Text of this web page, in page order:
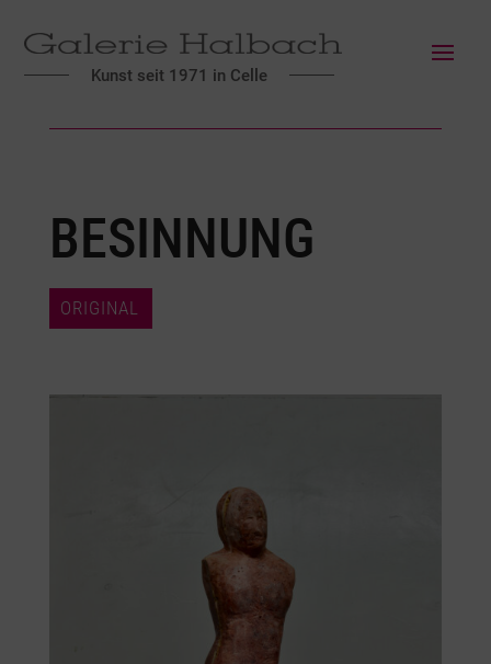
Kunst seit 1971 in Celle
BESINNUNG
ORIGINAL